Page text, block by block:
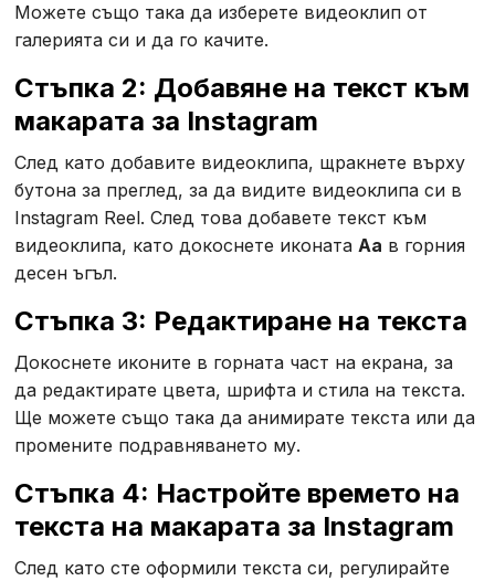
Можете също така да изберете видеоклип от
галерията си и да го качите.
Стъпка 2: Добавяне на текст към
макарата за Instagram
След като добавите видеоклипа, щракнете върху
бутона за преглед, за да видите видеоклипа си в
Instagram Reel. След това добавете текст към
видеоклипа, като докоснете иконатаAa в горния
десен ъгъл.
Стъпка 3: Редактиране на текста
Докоснете иконите в горната част на екрана, за
да редактирате цвета, шрифта и стила на текста.
Ще можете също така да анимирате текста или да
промените подравняването му.
Стъпка 4: Настройте времето на
текста на макарата за Instagram
След като сте оформили текста си, регулирайте